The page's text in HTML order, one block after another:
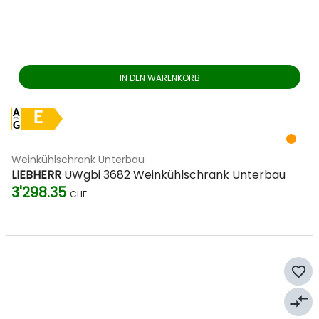
IN DEN WARENKORB
E
Weinkühlschrank Unterbau
LIEBHERR UWgbi 3682 Weinkühlschrank Unterbau
3'298.35 CHF
favorite_border
compare_arrows